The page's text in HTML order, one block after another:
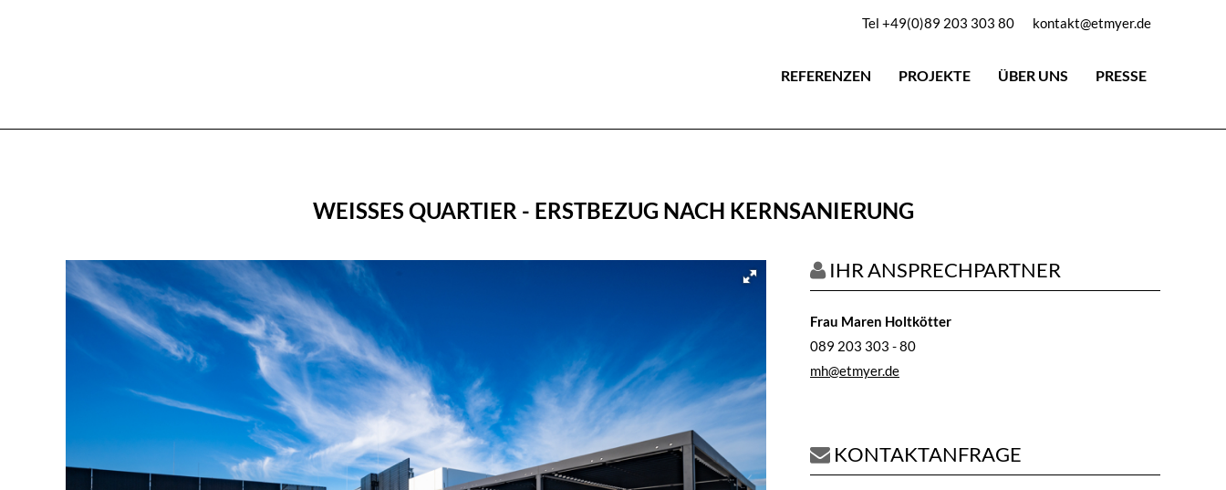
Tel +49(0)89 203 303 80 kontakt@etmyer.de
REFERENZEN PROJEKTE ÜBER UNS PRESSE
WEISSES QUARTIER - ERSTBEZUG NACH KERNSANIERUNG
IHR ANSPRECHPARTNER
Frau Maren Holtkötter
089 203 303 - 80
mh@etmyer.de
KONTAKTANFRAGE